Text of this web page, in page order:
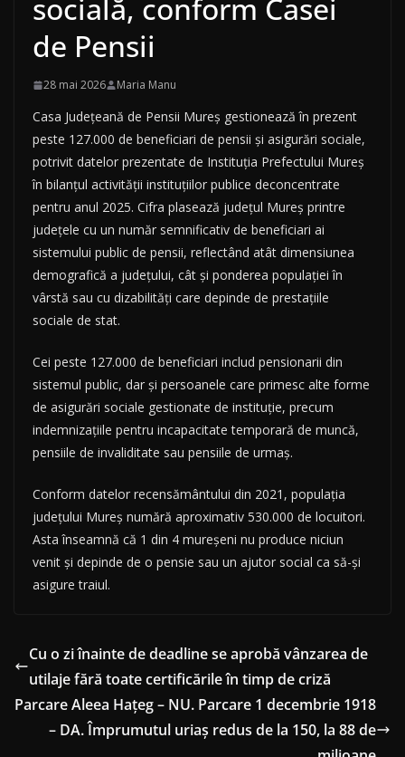
socială, conform Casei
de Pensii
28 mai 2026 Maria Manu
Casa Județeană de Pensii Mureș gestionează în prezent
peste 127.000 de beneficiari de pensii și asigurări sociale,
potrivit datelor prezentate de Instituția Prefectului Mureș
în bilanțul activității instituțiilor publice deconcentrate
pentru anul 2025. Cifra plasează județul Mureș printre
județele cu un număr semnificativ de beneficiari ai
sistemului public de pensii, reflectând atât dimensiunea
demografică a județului, cât și ponderea populației în
vârstă sau cu dizabilități care depinde de prestațiile
sociale de stat.
Cei peste 127.000 de beneficiari includ pensionarii din
sistemul public, dar și persoanele care primesc alte forme
de asigurări sociale gestionate de instituție, precum
indemnizațiile pentru incapacitate temporară de muncă,
pensiile de invaliditate sau pensiile de urmaș.
Conform datelor recensământului din 2021, populația
județului Mureș numără aproximativ 530.000 de locuitori.
Asta înseamnă că 1 din 4 mureșeni nu produce niciun
venit și depinde de o pensie sau un ajutor social ca să-și
asigure traiul.
Cu o zi înainte de deadline se aprobă vânzarea de
utilaje fără toate certificările în timp de criză
Parcare Aleea Hațeg – NU. Parcare 1 decembrie 1918
– DA. Împrumutul uriaș redus de la 150, la 88 de